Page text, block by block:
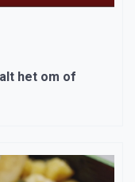
het om of